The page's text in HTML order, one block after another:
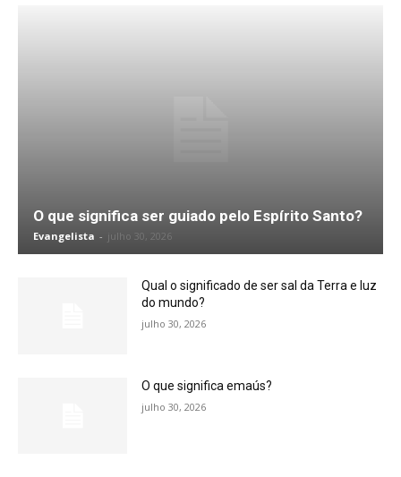
O que significa ser guiado pelo Espírito Santo?
Evangelista - julho 30, 2026
Qual o significado de ser sal da Terra e luz
do mundo?
julho 30, 2026
O que significa emaús?
julho 30, 2026